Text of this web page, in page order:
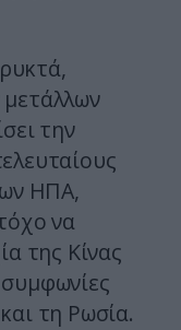
την
ΗΠΑ,
να
της Κίνας
τη Ρωσία.